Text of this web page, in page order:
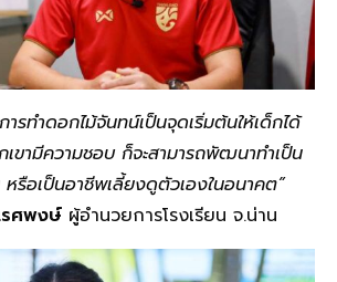
ารทำดอกไม้จันทน์เป็นจุดเริ่มต้นให้เด็กได้
เขามีความชอบ ก็จะสามารถพัฒนาทำเป็น
หรือเป็นอาชีพเลี้ยงดูตัวเองในอนาคต”
รศพงษ์ ผู้อำนวยการโรงเรียน จ.น่าน